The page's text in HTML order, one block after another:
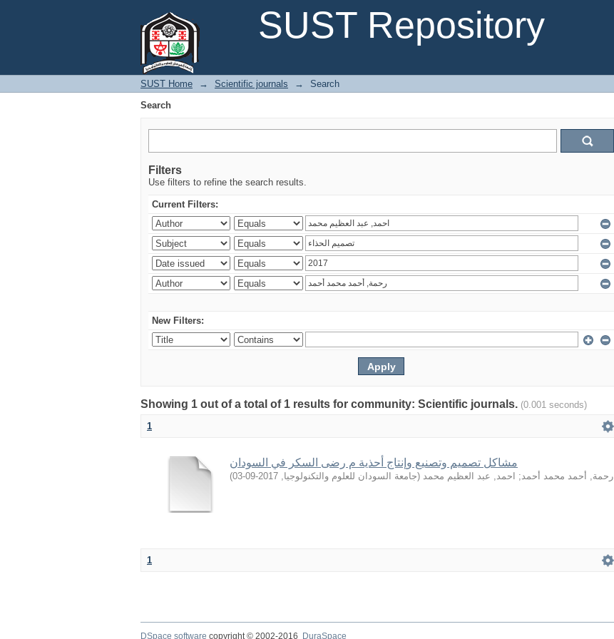
SUST Repository
SUST Home → Scientific journals →
Search
Search
Filters
Use filters to refine the search results.
Current Filters:
New Filters:
Showing 1 out of a total of 1 results for community: Scientific journals. (0.001 seconds)
1
مشاكل تصمیم وتصنیع وإنتاج أحذیة م رضى السكر في السودان
رحمة, أحمد محمد أحمد; احمد, عبد العظیم محمد (جامعة السودان للعلوم والتكنولوجيا,
2017-09-03
)
1
DSpace software copyright © 2002-2016 DuraSpace